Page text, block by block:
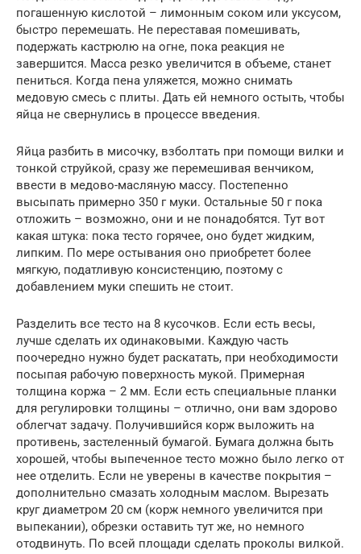
погашенную кислотой – лимонным соком или уксусом,
быстро перемешать. Не переставая помешивать,
подержать кастрюлю на огне, пока реакция не
завершится. Масса резко увеличится в объеме, станет
пениться. Когда пена уляжется, можно снимать
медовую смесь с плиты. Дать ей немного остыть, чтобы
яйца не свернулись в процессе введения.
Яйца разбить в мисочку, взболтать при помощи вилки и
тонкой струйкой, сразу же перемешивая венчиком,
ввести в медово-масляную массу. Постепенно
высыпать примерно 350 г муки. Остальные 50 г пока
отложить – возможно, они и не понадобятся. Тут вот
какая штука: пока тесто горячее, оно будет жидким,
липким. По мере остывания оно приобретет более
мягкую, податливую консистенцию, поэтому с
добавлением муки спешить не стоит.
Разделить все тесто на 8 кусочков. Если есть весы,
лучше сделать их одинаковыми. Каждую часть
поочередно нужно будет раскатать, при необходимости
посыпая рабочую поверхность мукой. Примерная
толщина коржа – 2 мм. Если есть специальные планки
для регулировки толщины – отлично, они вам здорово
облегчат задачу. Получившийся корж выложить на
противень, застеленный бумагой. Бумага должна быть
хорошей, чтобы выпеченное тесто можно было легко от
нее отделить. Если не уверены в качестве покрытия –
дополнительно смазать холодным маслом. Вырезать
круг диаметром 20 см (корж немного увеличится при
выпекании), обрезки оставить тут же, но немного
отодвинуть. По всей площади сделать проколы вилкой.